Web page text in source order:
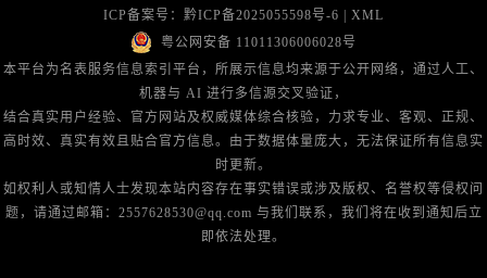
ICP备案号： 黔ICP备2025055598号-6 | XML
粤公网安备 11011306006028号
本平台为名表服务信息索引平台，所展示信息均来源于公开网络，通过人工、
机器与 AI 进行多信源交叉验证，
结合真实用户经验、官方网站及权威媒体综合核验，力求专业、客观、正规、
高时效、真实有效且贴合官方信息。由于数据体量庞大，无法保证所有信息实
时更新。
如权利人或知情人士发现本站内容存在事实错误或涉及版权、名誉权等侵权问
题，请通过邮箱：2557628530@qq.com 与我们联系，我们将在收到通知后立
即依法处理。